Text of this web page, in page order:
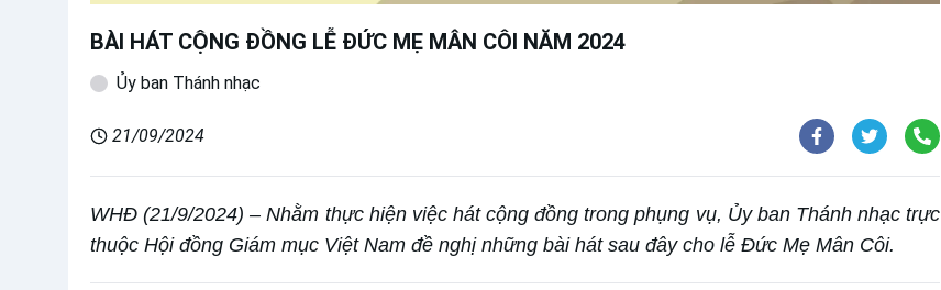
BÀI HÁT CỘNG ĐỒNG LỄ ĐỨC MẸ MÂN CÔI NĂM 2024
Ủy ban Thánh nhạc
21/09/2024
WHĐ (21/9/2024) – Nhằm thực hiện việc hát cộng đồng trong phụng vụ, Ủy ban Thánh nhạc trực
thuộc Hội đồng Giám mục Việt Nam đề nghị những bài hát sau đây cho lễ Đức Mẹ Mân Côi.